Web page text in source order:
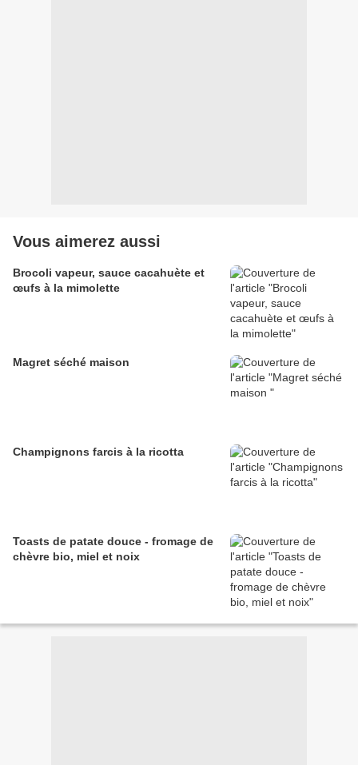
Vous aimerez aussi
Brocoli vapeur, sauce cacahuète et
œufs à la mimolette
Magret séché maison
Champignons farcis à la ricotta
Toasts de patate douce - fromage de
chèvre bio, miel et noix